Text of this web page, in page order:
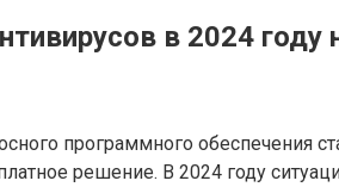
в 2024 году
программного обеспечения
решение. В 2024 году